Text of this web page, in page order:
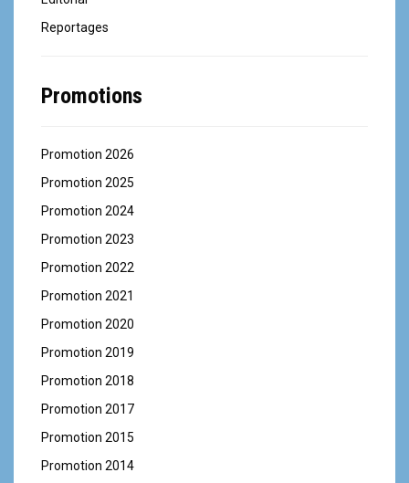
Reportages
Promotions
Promotion 2026
Promotion 2025
Promotion 2024
Promotion 2023
Promotion 2022
Promotion 2021
Promotion 2020
Promotion 2019
Promotion 2018
Promotion 2017
Promotion 2015
Promotion 2014